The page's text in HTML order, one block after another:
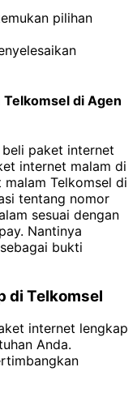
pilihan
di Agen
paket internet
internet malam di
Telkomsel di
tentang nomor
sesuai dengan
Nantinya
bukti
di Telkomsel
internet lengkap
Anda.